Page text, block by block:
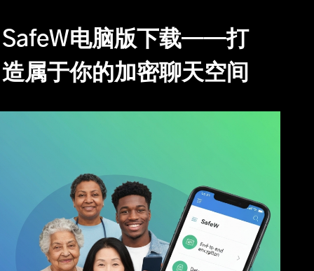
SafeW电脑版下载——打
造属于你的加密聊天空间